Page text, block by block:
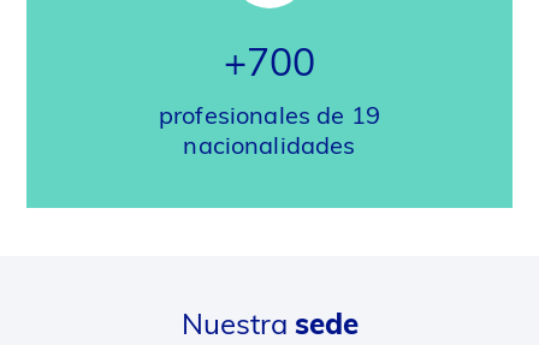
+700
profesionales de 19
nacionalidades
Nuestra sede